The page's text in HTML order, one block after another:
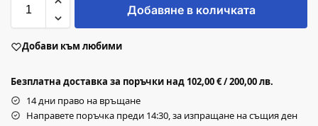
Добавяне в количката
Добави към любими
Безплатна доставка за поръчки над 102,00 € / 200,00 лв.
14 дни право на връщане
Направете поръчка преди 14:30, за изпращане на същия ден